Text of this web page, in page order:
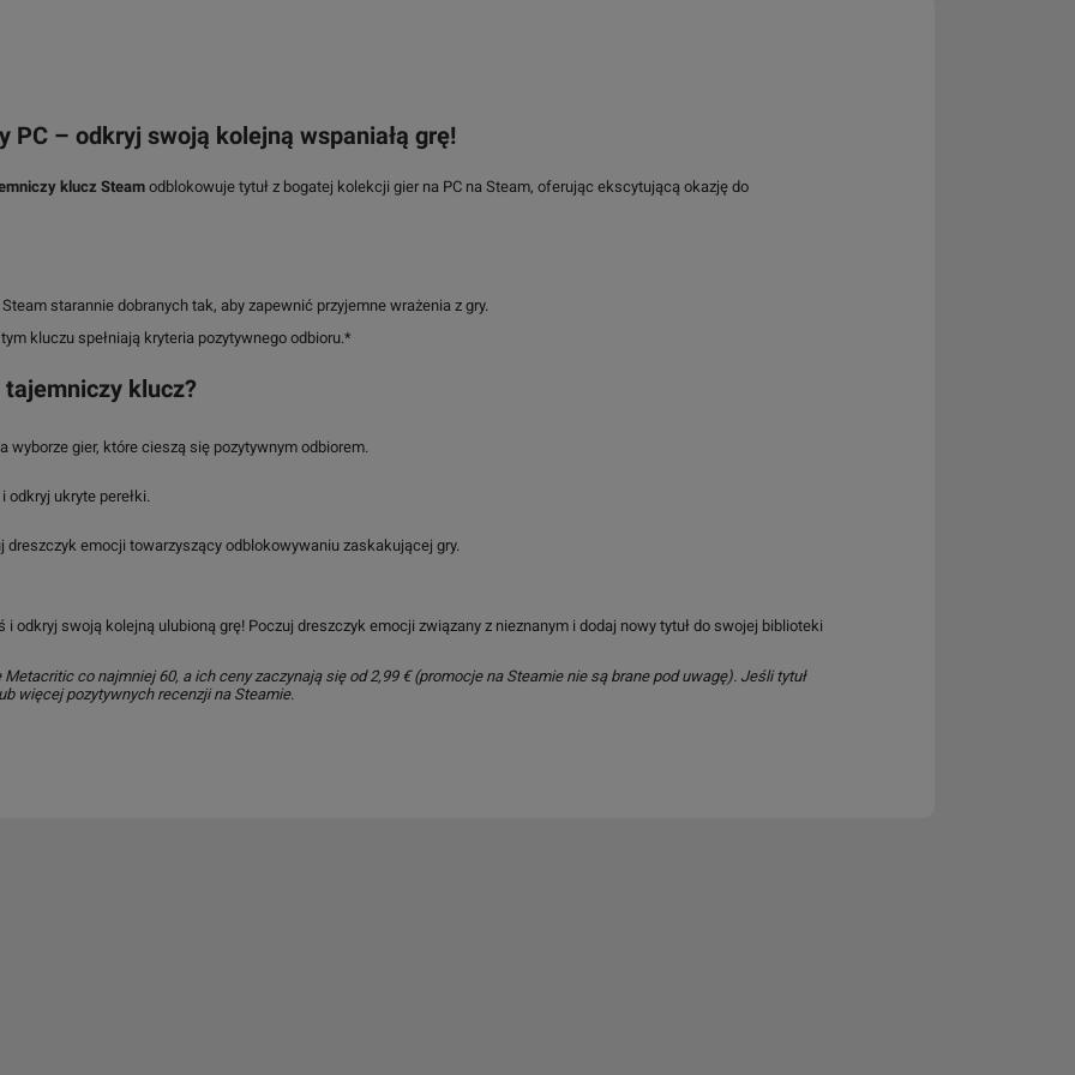
PC – odkryj swoją kolejną wspaniałą grę!
klucz Steam odblokowuje tytuł z bogatej kolekcji gier na PC na Steam, oferując ekscytującą okazję do
starannie dobranych tak, aby zapewnić przyjemne wrażenia z gry.
kluczu spełniają kryteria pozytywnego odbioru.*
klucz?
wyborze gier, które cieszą się pozytywnym odbiorem.
odkryj ukryte perełki.
dreszczyk emocji towarzyszący odblokowywaniu zaskakującej gry.
odkryj swoją kolejną ulubioną grę! Poczuj dreszczyk emocji związany z nieznanym i dodaj nowy tytuł do swojej biblioteki
co najmniej 60, a ich ceny zaczynają się od 2,99 € (promocje na Steamie nie są brane pod uwagę). Jeśli tytuł
więcej pozytywnych recenzji na Steamie.